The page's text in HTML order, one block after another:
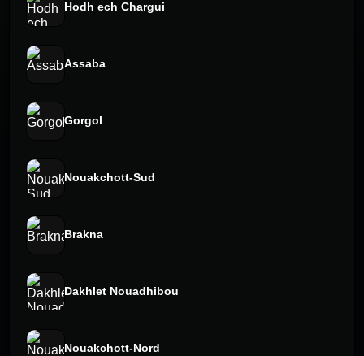
Hodh ech Chargui
Assaba
Gorgol
Nouakchott-Sud
Brakna
Dakhlet Nouadhibou
Nouakchott-Nord